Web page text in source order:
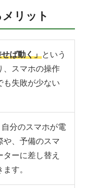
リット
ば動く」という
、スマホの操作
も失敗が少ない
分のスマホが電
や、予備のスマ
ーに差し替え
す。